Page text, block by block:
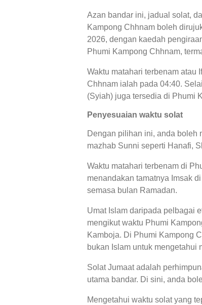
Azan bandar ini, jadual solat,
Kampong Chhnam boleh
2026, dengan kaedah
Phumi Kampong Chhnam,
Waktu matahari terbenam atau
Chhnam ialah pada 04:40.
(Syiah) juga tersedia di Phumi
Penyesuaian waktu solat
Dengan pilihan ini, anda boleh
mazhab Sunni seperti Hanafi,
Waktu matahari terbenam di
menandakan tamatnya Imsak
semasa bulan Ramadan.
Umat Islam daripada pelbagai
mengikut waktu Phumi
Kamboja. Di Phumi Kampong
bukan Islam untuk mengetahui
Solat Jumaat adalah
utama bandar. Di sini, anda
Mengetahui waktu solat yang